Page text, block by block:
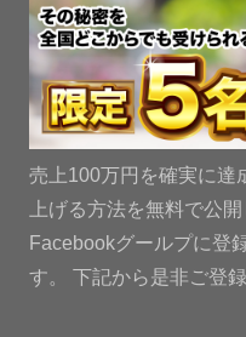
売上100万円を確実に達
上げる方法を無料で公
Facebookグールプに登
す。 下記から是非ご登